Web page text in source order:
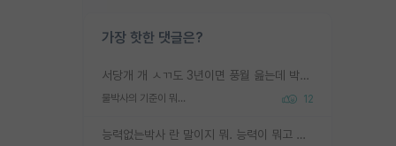
가장 핫한 댓글은?
서당개 개 ㅅㄲ도 3년이면 풍월 읊는데 박사 5년 이상 대리고 있으면서 물된건 교수 탓 맞는ㄱ게 거기가 서당이 아니란 소리임
물박사의 기준이 뭐임? 12
능력없는박사 란 말이지 뭐. 능력이 뭐고 능력이 있다는게 뭔지는 사람마다 기준이 다르니까 얘기해봐야 서로 자기 기준만 얘기해서 논쟁이 끝이 안나고. 주위에서 능력있고 야심있는 신입생이 교수가 유의미한 피드백을 아예 안주면서 제대로된 과제에 참여해볼 기회도 제공하지 않고 잡일 뺑뺑이만 돌려서 맨날 단순작업만 하면서 밤새다가 눈빛이 점점 죽어가는걸 본 사람은 물박사는 교수탓이라고 하고, 교수는 이것저것 알려도 주고 기회도 주고 사수 동기 붙여주면서 어떻게든 끌고가려고 하는데 본인이 매일 뺀질거리면서 출근 하는둥마는둥 하다가 기껏 와서도 폰이나 쳐다보다가 실험 망치고 저녁약속있어서 먼저 가볼게요~ 하는걸 본 사람은 물박사는 본인탓이라고 함.